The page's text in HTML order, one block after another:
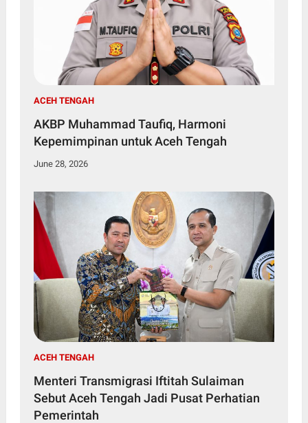
ACEH TENGAH
AKBP Muhammad Taufiq, Harmoni
Kepemimpinan untuk Aceh Tengah
June 28, 2026
ACEH TENGAH
Menteri Transmigrasi Iftitah Sulaiman
Sebut Aceh Tengah Jadi Pusat Perhatian
Pemerintah